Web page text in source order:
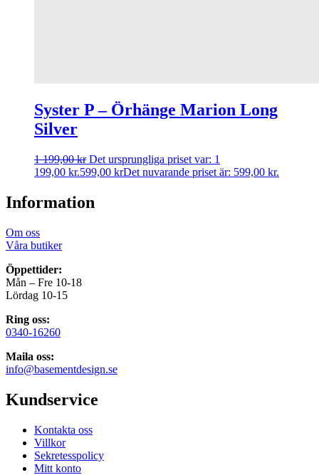
Syster P – Örhänge Marion Long
Silver
1 199,00kr Det ursprungliga priset var: 1
199,00 kr.599,00 krDet nuvarande priset är: 599,00 kr.
Information
Om oss
Våra butiker
Öppettider:
Mån – Fre 10-18
Lördag 10-15
Ring oss:
0340-16260
Maila oss:
info@basementdesign.se
Kundservice
Kontakta oss
Villkor
Sekretesspolicy
Mitt konto